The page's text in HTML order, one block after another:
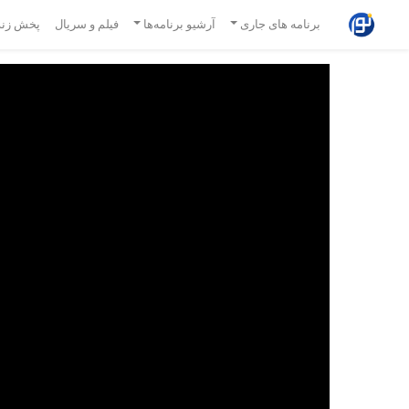
برنامه های جاری آرشیو برنامه‌ها فیلم و سریال پخش